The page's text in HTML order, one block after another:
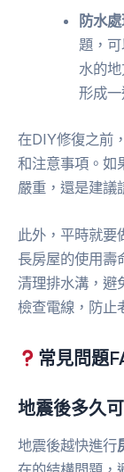
防水
題，
水的
形成一
在DIY修復之前
和注意事項。如
嚴重，還是建議
此外，平時就要
長房屋的使用壽
清理排水溝，避
檢查電線，防止
常見問題
地震後多久
地震後越快進行